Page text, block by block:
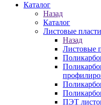
Каталог
Назад
Каталог
Листовые
Назад
Листовые
ПЭТ